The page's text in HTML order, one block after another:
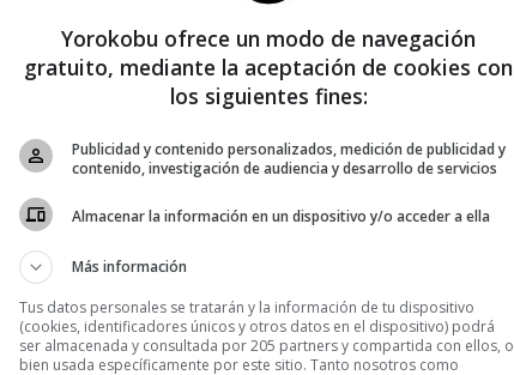
del personal es algo que no se puede discutir.
podrían los creadores de historias conseguir eso mismo
es que sí se puede. La mala, que no es fácil.
Yorokobu ofrece un modo de navegación
gratuito, mediante la aceptación de cookies con
los siguientes fines:
Publicidad y contenido personalizados, medición de publicidad y
contenido, investigación de audiencia y desarrollo de servicios
Almacenar la información en un dispositivo y/o acceder a ella
Más información
Tus datos personales se tratarán y la información de tu dispositivo
(cookies, identificadores únicos y otros datos en el dispositivo) podrá
ser almacenada y consultada por 205 partners y compartida con ellos, o
bien usada específicamente por este sitio. Tanto nosotros como